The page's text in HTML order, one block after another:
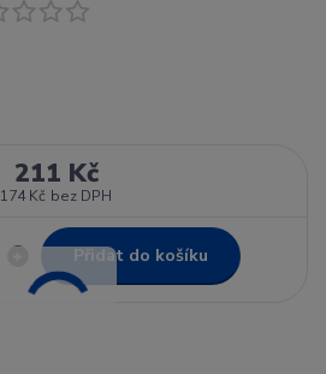
211 Kč
174 Kč bez DPH
Přidat do košíku